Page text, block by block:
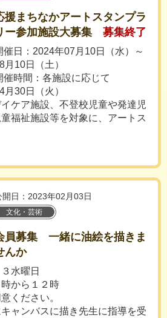
援まちなかアートスタンプラ
ー参加施設大募集
募集終了
催日：2024年07月10日（水）～
月10日（土）
催時間：各施設に応じて
30日（火）
ケア施設、不登校児童や発達児
福祉施設等を対象に、アートス
開日：2023年02月03日
文化・芸術
員募集 一緒に油絵を描きま
んか
水曜日
から１２時
ください。
ャンバスに描き先生に指導を受